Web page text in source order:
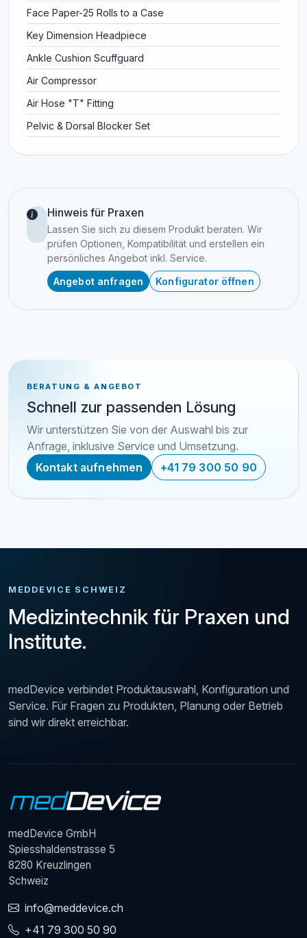
Face Paper-25 Rolls to a Case
Key Dimension Headpiece
Ankle Cushion Scuffguard
Air Compressor
Air Hose "T" Fitting
Pelvic & Dorsal Blocker Set
Hinweis für Praxen
Lassen Sie sich zu diesem Produkt beraten. Wir
prüfen Optionen, Kompatibilität und erstellen ein
persönliches Angebot inkl. Service.
Angebot anfragen
Konfigurator öffnen
BERATUNG & ANGEBOT
Schnell zur passenden Lösung
Wir unterstützen Sie von der Auswahl bis zur
Anfrage, inklusive Service und Umsetzung.
Kontakt aufnehmen
+41 79 300 50 90
MEDDEVICE SCHWEIZ
Medizintechnik für Praxen und
Institute.
medDevice verbindet Produktauswahl, Konfiguration und
Service. Für Fragen zu Produkten, Planung oder Betrieb
sind wir direkt erreichbar.
medDevice GmbH
Spiesshaldenstrasse 5
8280 Kreuzlingen
Schweiz
info@meddevice.ch
+41 79 300 50 90